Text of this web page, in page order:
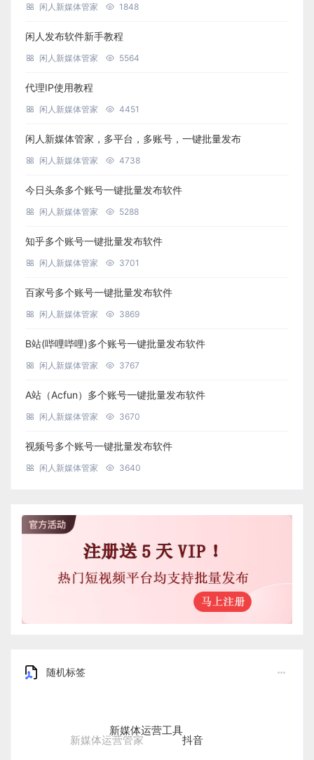
闲人新媒体管家 1848
闲人发布软件新手教程
闲人新媒体管家 5564
代理IP使用教程
闲人新媒体管家 4451
闲人新媒体管家，多平台，多账号，一键批量发布
闲人新媒体管家 4738
今日头条多个账号一键批量发布软件
闲人新媒体管家 5288
知乎多个账号一键批量发布软件
闲人新媒体管家 3701
百家号多个账号一键批量发布软件
闲人新媒体管家 3869
B站(哔哩哔哩)多个账号一键批量发布软件
闲人新媒体管家 3767
A站（Acfun）多个账号一键批量发布软件
闲人新媒体管家 3670
视频号多个账号一键批量发布软件
闲人新媒体管家 3640
随机标签
新媒体运营管家
新媒体运营工具
抖音